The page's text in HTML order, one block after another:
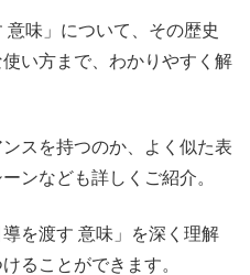
味」について、その歴史
い方まで、わかりやすく解
スを持つのか、よく似た表
ンなども詳しくご紹介。
を渡す 意味」を深く理解
ることができます。